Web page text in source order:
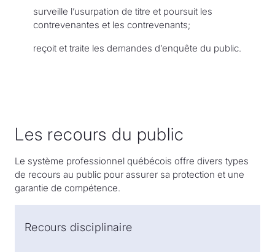
surveille l’usurpation de titre et poursuit les
contrevenantes et les contrevenants;
reçoit et traite les demandes d’enquête du public.
Les recours du public
Le système professionnel québécois offre divers types
de recours au public pour assurer sa protection et une
garantie de compétence.
Recours disciplinaire